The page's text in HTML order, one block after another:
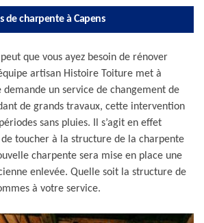
de charpente à Capens
que vous ayez besoin de rénover
artisan Histoire Toiture met à
un service de changement de
de grands travaux, cette intervention
sans pluies. Il s’agit en effet
toucher à la structure de la charpente
charpente sera mise en place une
enlevée. Quelle soit la structure de
à votre service.